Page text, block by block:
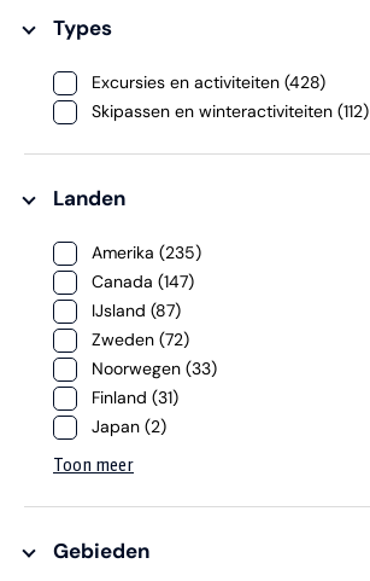
Types
Excursies en activiteiten (428)
Skipassen en winteractiviteiten (112)
Landen
Amerika (235)
Canada (147)
IJsland (87)
Zweden (72)
Noorwegen (33)
Finland (31)
Japan (2)
Toon meer
Gebieden